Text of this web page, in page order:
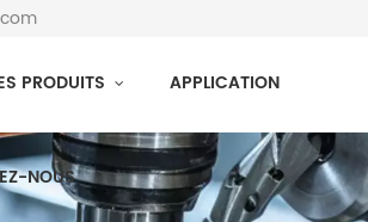
PRODUITS APPLICATION
NOUS